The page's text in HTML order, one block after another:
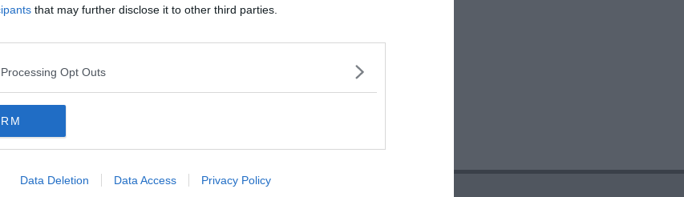
that may further disclose it to other third parties.
Opt Outs
Data Deletion Data Access Privacy Policy